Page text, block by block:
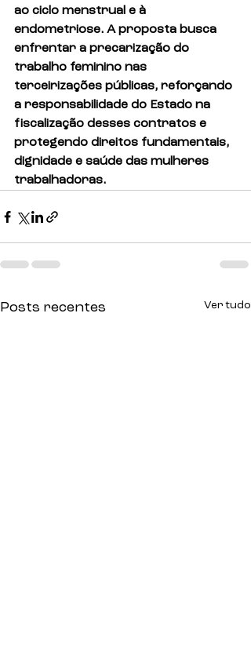
ao ciclo menstrual e à
endometriose. A proposta busca
enfrentar a precarização do
trabalho feminino nas
terceirizações públicas, reforçando
a responsabilidade do Estado na
fiscalização desses contratos e
protegendo direitos fundamentais,
dignidade e saúde das mulheres
trabalhadoras.
Posts recentes Ver tudo